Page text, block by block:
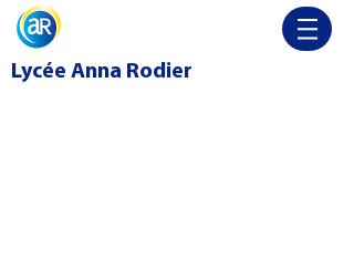
Lycée Anna Rodier